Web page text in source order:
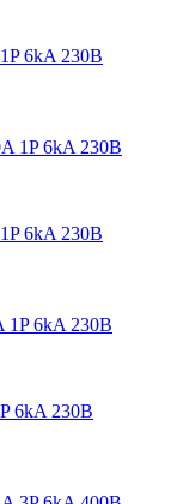
6kA 230В
6kA 230В
6kA 230В